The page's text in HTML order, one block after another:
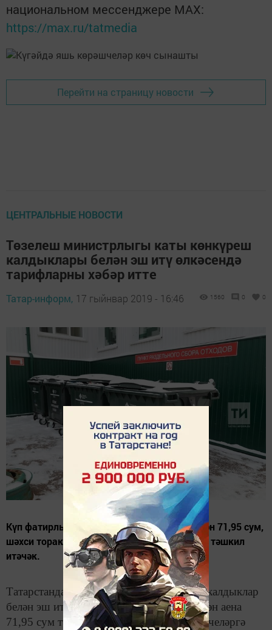
национальном мессенджере MАХ:
https://max.ru/tatmedia
Перейти на страницу новости
ЦЕНТРАЛЬНЫЕ НОВОСТИ
Төзелеш министрлыгы каты көнкүреш
калдыклары белән эш итү өлкәсендә
тарифларны хәбәр итте
Татар-информ, 17 гыйнвар 2019 - 16:46 1560 0 0
Күп фатирлы йортларда ул аена бер кешедән 71,95 сум,
шәхси торакта яшәүчеләр өчен 78,05 сумны тәшкил
итәчәк.
Татарстанда яшәүчеләр каты коммуналь калдыклар
белән эш итү хезмәтләре өчен бер кешедән аена
71,95 сум түләячәк. Шәхси торакта яшәүчеләргә